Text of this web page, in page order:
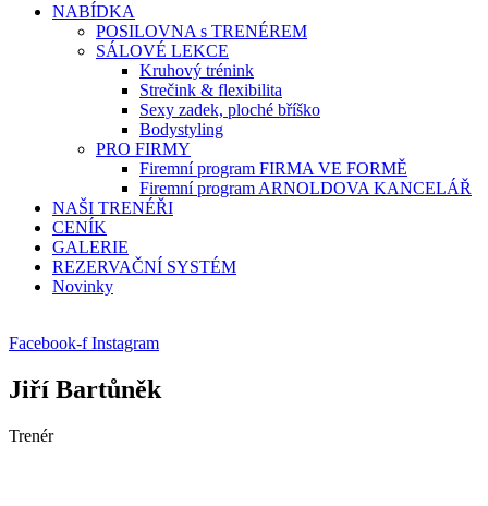
NABÍDKA
POSILOVNA s TRENÉREM
SÁLOVÉ LEKCE
Kruhový trénink
Strečink & flexibilita
Sexy zadek, ploché bříško
Bodystyling
PRO FIRMY
Firemní program FIRMA VE FORMĚ
Firemní program ARNOLDOVA KANCELÁŘ
NAŠI TRENÉŘI
CENÍK
GALERIE
REZERVAČNÍ SYSTÉM
Novinky
Facebook-f Instagram
Jiří Bartůněk
Trenér